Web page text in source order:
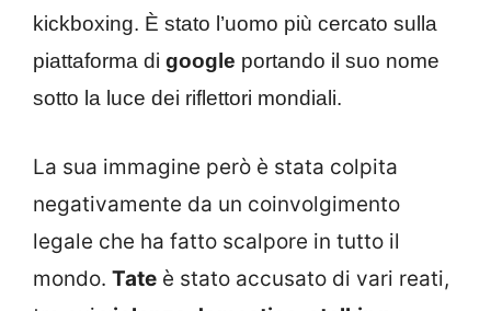
kickboxing. È stato l’uomo più cercato sulla
piattaforma di google portando il suo nome
sotto la luce dei riflettori mondiali.
La sua immagine però è stata colpita
negativamente da un coinvolgimento
legale che ha fatto scalpore in tutto il
mondo. Tate è stato accusato di vari reati,